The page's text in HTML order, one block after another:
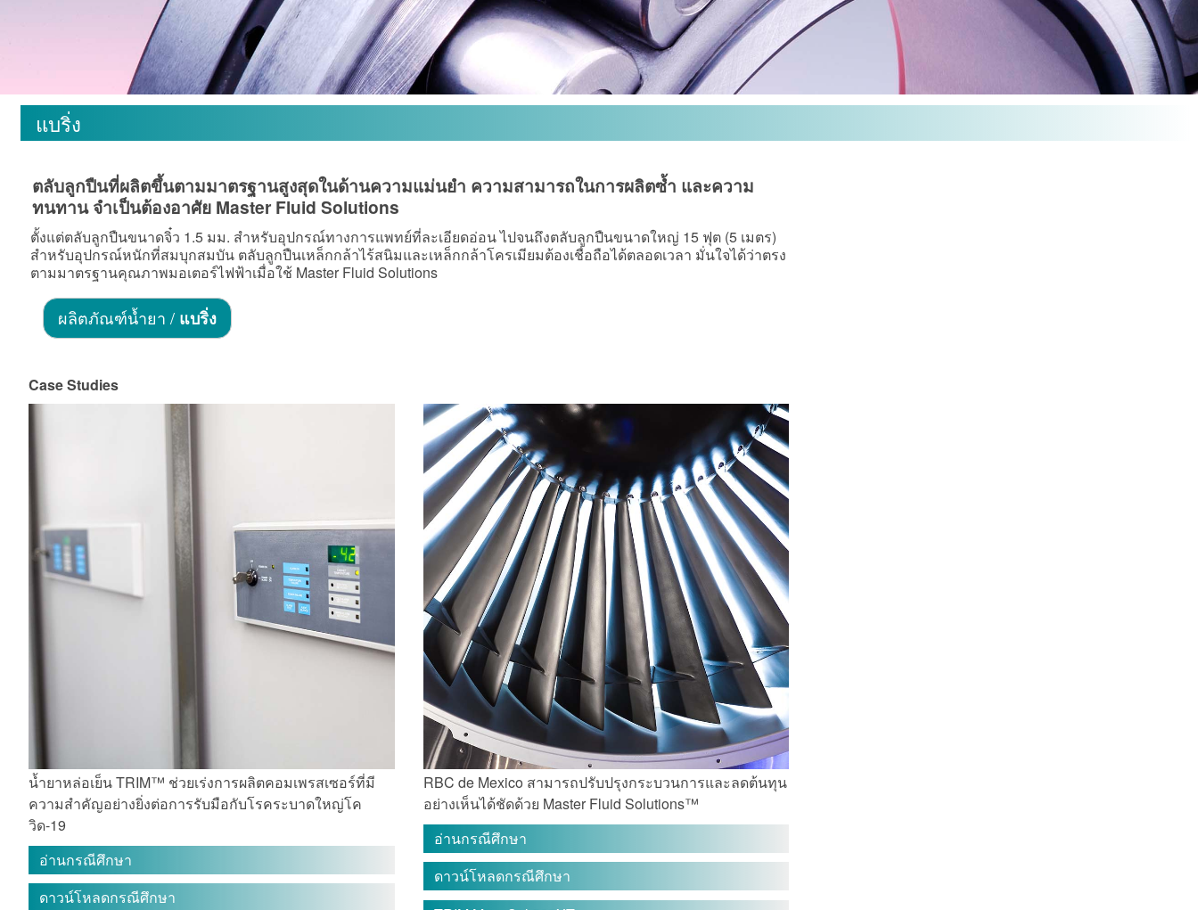
แบริ่ง
ตลับลูกปืนที่ผลิตขึ้นตามมาตรฐานสูงสุดในด้านความแม่นยำ ความสามารถในการผลิตซ้ำ และความ
ทนทาน จำเป็นต้องอาศัย Master Fluid Solutions
ตั้งแต่ตลับลูกปืนขนาดจิ๋ว 1.5 มม. สำหรับอุปกรณ์ทางการแพทย์ที่ละเอียดอ่อน ไปจนถึงตลับลูกปืนขนาดใหญ่ 15 ฟุต (5 เมตร)
สำหรับอุปกรณ์หนักที่สมบุกสมบัน ตลับลูกปืนเหล็กกล้าไร้สนิมและเหล็กกล้าโครเมียมต้องเชื่อถือได้ตลอดเวลา มั่นใจได้ว่าตรง
ตามมาตรฐานคุณภาพมอเตอร์ไฟฟ้าเมื่อใช้ Master Fluid Solutions
ผลิตภัณฑ์น้ำยา / แบริ่ง
Case Studies
น้ำยาหล่อเย็น TRIM™ ช่วยเร่งการผลิตคอมเพรสเซอร์ที่มี
ความสำคัญอย่างยิ่งต่อการรับมือกับโรคระบาดใหญ่โค
วิด-19
อ่านกรณีศึกษา
ดาวน์โหลดกรณีศึกษา
RBC de Mexico สามารถปรับปรุงกระบวนการและลดต้นทุน
อย่างเห็นได้ชัดด้วย Master Fluid Solutions™
อ่านกรณีศึกษา
ดาวน์โหลดกรณีศึกษา